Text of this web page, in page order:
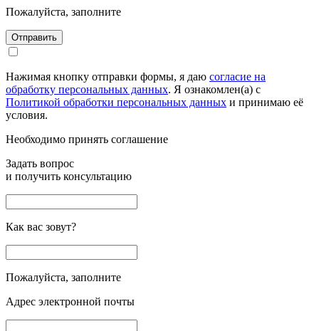
Пожалуйста, заполните
Отправить
Нажимая кнопку отправки формы, я даю согласие на
обработку персональных данных. Я ознакомлен(а) с
Политикой обработки персональных данных и принимаю её
условия.
Необходимо принять соглашение
Задать вопрос
и получить консультацию
Как вас зовут?
Пожалуйста, заполните
Адрес электронной почты